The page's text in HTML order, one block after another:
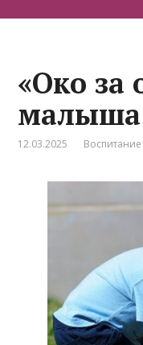
«Око за
малыша
12.03.2025 Воспитание